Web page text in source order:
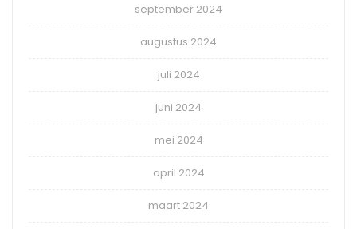
september 2024
augustus 2024
juli 2024
juni 2024
mei 2024
april 2024
maart 2024